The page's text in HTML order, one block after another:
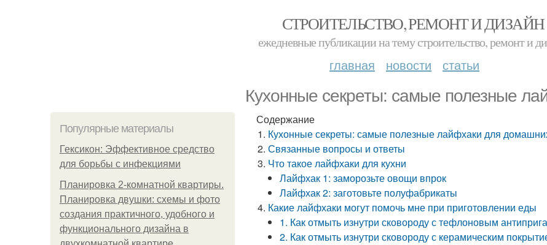
СТРОИТЕЛЬСТВО, РЕМОНТ И ДИЗАЙН
ежедневные публикации на тему строительство, ремонт и
главная новости статьи
Кухонные секреты: самые полезные
Популярные материалы
Гексикон: Эффективное средство
для борьбы с инфекциями
Планировка 2-комнатной квартиры.
Планировка двушки: схемы и фото
создания практичного, удобного и
функционального дизайна в
Содержание
Кухонные секреты: самые полезные лайфхаки для
Связанные вопросы и ответы
Что такое лайфхаки для кухни
Лайфхак 1: заморозьте овощи впрок
Лайфхак 2: заготовьте полуфабрикаты
Какие лайфхаки могут помочь мне при приготовлении еды
1. Как отмыть изнутри сковороду с тефлоновым
2. Как отмыть изнутри сковороду с керамическим